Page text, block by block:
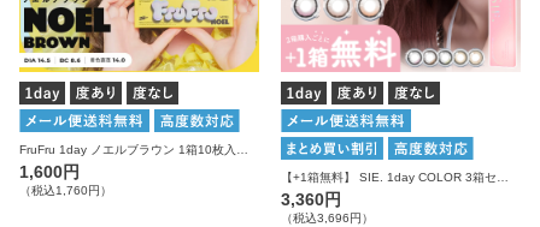
FruFru 1day ノエルブラウン 1箱10枚入り 度あり 度なし フルフル カラコン ワンデー
1,600円
（税込1,760円）
【+1箱無料】 SIE. 1day COLOR 3箱セット シー カラコン ワンデー
3,360円
（税込3,696円）